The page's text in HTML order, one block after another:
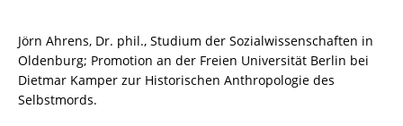
Jörn Ahrens, Dr. phil., Studium der Sozialwissenschaften in
Oldenburg; Promotion an der Freien Universität Berlin bei
Dietmar Kamper zur Historischen Anthropologie des
Selbstmords.